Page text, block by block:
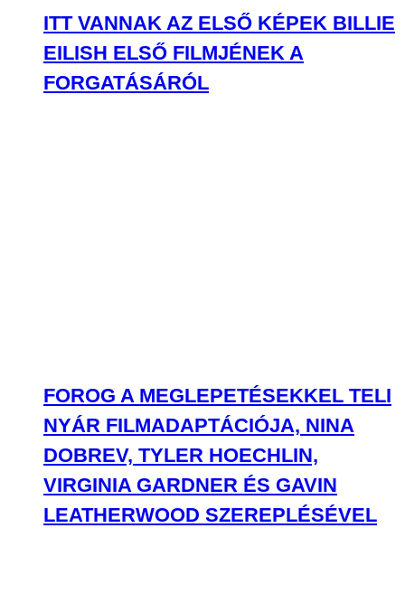
ITT VANNAK AZ ELSŐ KÉPEK BILLIE
EILISH ELSŐ FILMJÉNEK A
FORGATÁSÁRÓL
FOROG A MEGLEPETÉSEKKEL TELI
NYÁR FILMADAPTÁCIÓJA, NINA
DOBREV, TYLER HOECHLIN,
VIRGINIA GARDNER ÉS GAVIN
LEATHERWOOD SZEREPLÉSÉVEL